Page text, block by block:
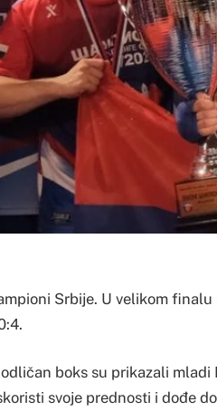
Srbije. U velikom
boks su prikazali
svoje prednosti i dođe